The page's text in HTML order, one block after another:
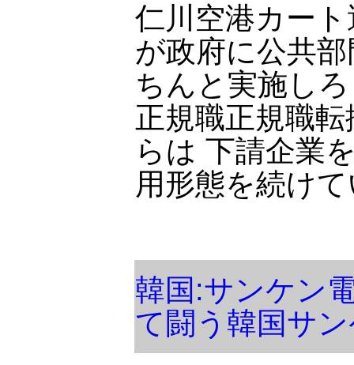
仁川空港カー
が政府に公共
ちんと実施し
正規職正規職
らは 下請企業
用形態を続け
韓国:サンケン
て闘う韓国サ